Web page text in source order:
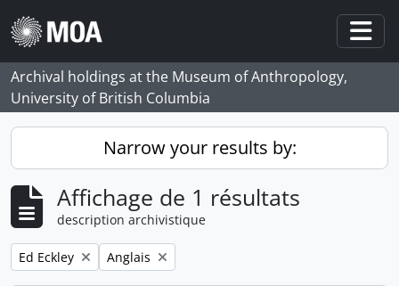
Skip to main content
Archival holdings at the Museum of Anthropology,
University of British Columbia
Narrow your results by:
Affichage de 1 résultats
description archivistique
Remove filter:
Ed Eckley Remove filter:
Anglais